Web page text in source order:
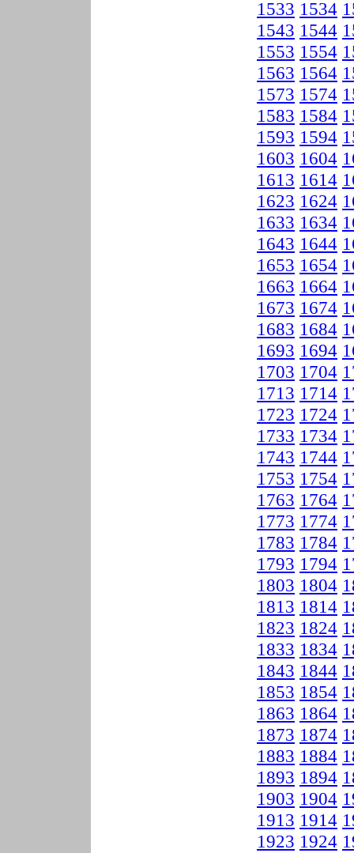
1533 1534
1543 1544
1553 1554
1563 1564
1573 1574
1583 1584
1593 1594
1603 1604
1613 1614
1623 1624
1633 1634
1643 1644
1653 1654
1663 1664
1673 1674
1683 1684
1693 1694
1703 1704
1713 1714
1723 1724
1733 1734
1743 1744
1753 1754
1763 1764
1773 1774
1783 1784
1793 1794
1803 1804
1813 1814
1823 1824
1833 1834
1843 1844
1853 1854
1863 1864
1873 1874
1883 1884
1893 1894
1903 1904
1913 1914
1923 1924